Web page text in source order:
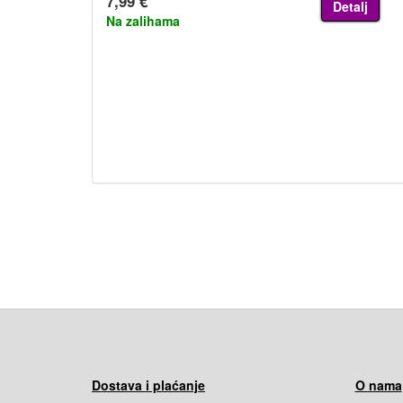
Na zalihama
Detalj
Dostava i plaćanje
O nama